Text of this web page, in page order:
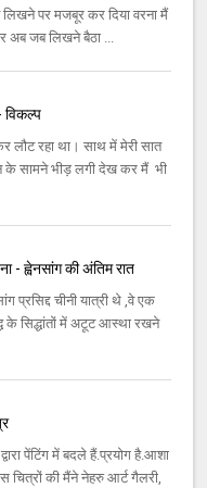
पर मजबूर कर दिया वरना मैं
अब जब लिखने बैठा ...
विकल्प
रहा था। साथ में मेरी सात
के सामने भीड़ लगी देख कर मैं भी
- ह्वेनसांग की अंतिम रात
प्रसिद्द चीनी यात्री थे ,वे एक
के सिद्धांतों में अटूट आस्था रखने
पेंटिंग में बदले हैं.प्रयोग है.आशा
चित्रों की मैंने नेहरु आर्ट गैलरी,